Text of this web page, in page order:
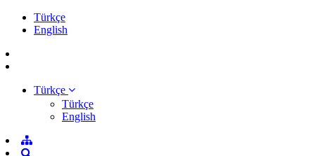
Türkçe
English
Türkçe
Türkçe
English